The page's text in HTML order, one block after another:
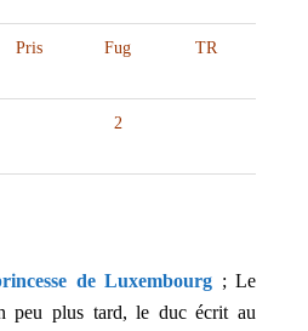
Pris Fug TR
2
de Luxembourg ; Le
peu plus tard, le duc écrit au